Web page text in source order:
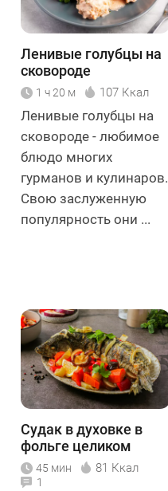
Ленивые голубцы на
сковороде
1 ч 20 м 107 Ккал
Ленивые голубцы на
сковороде - любимое
блюдо многих
гурманов и кулинаров.
Свою заслуженную
популярность они ...
Судак в духовке в
фольге целиком
45 мин 81 Ккал
1